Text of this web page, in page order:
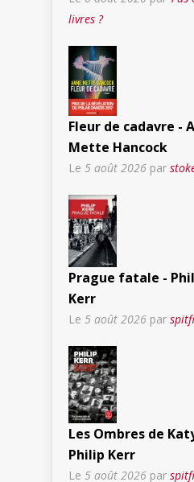
livres ?
Fleur de cadavre -
Mette Hancock
Le 5 août 2026 par
Prague fatale -
Kerr
Le 5 août 2026 par
Les Ombres de
Philip Kerr
Le 5 août 2026 par